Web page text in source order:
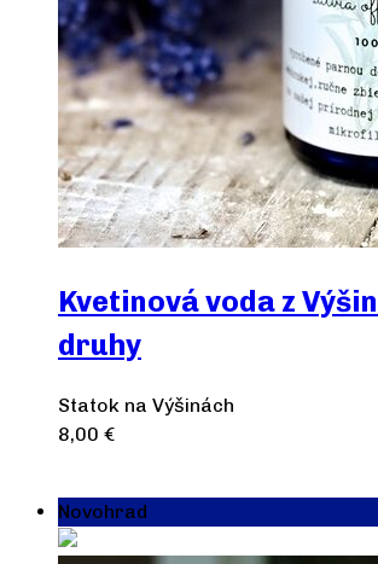
Kvetinová voda z
druhy
Statok na Výšinách
8,00 €
Novohrad